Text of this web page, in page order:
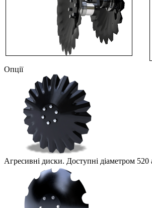
Опції
Агресивні диски. Доступні діаметром